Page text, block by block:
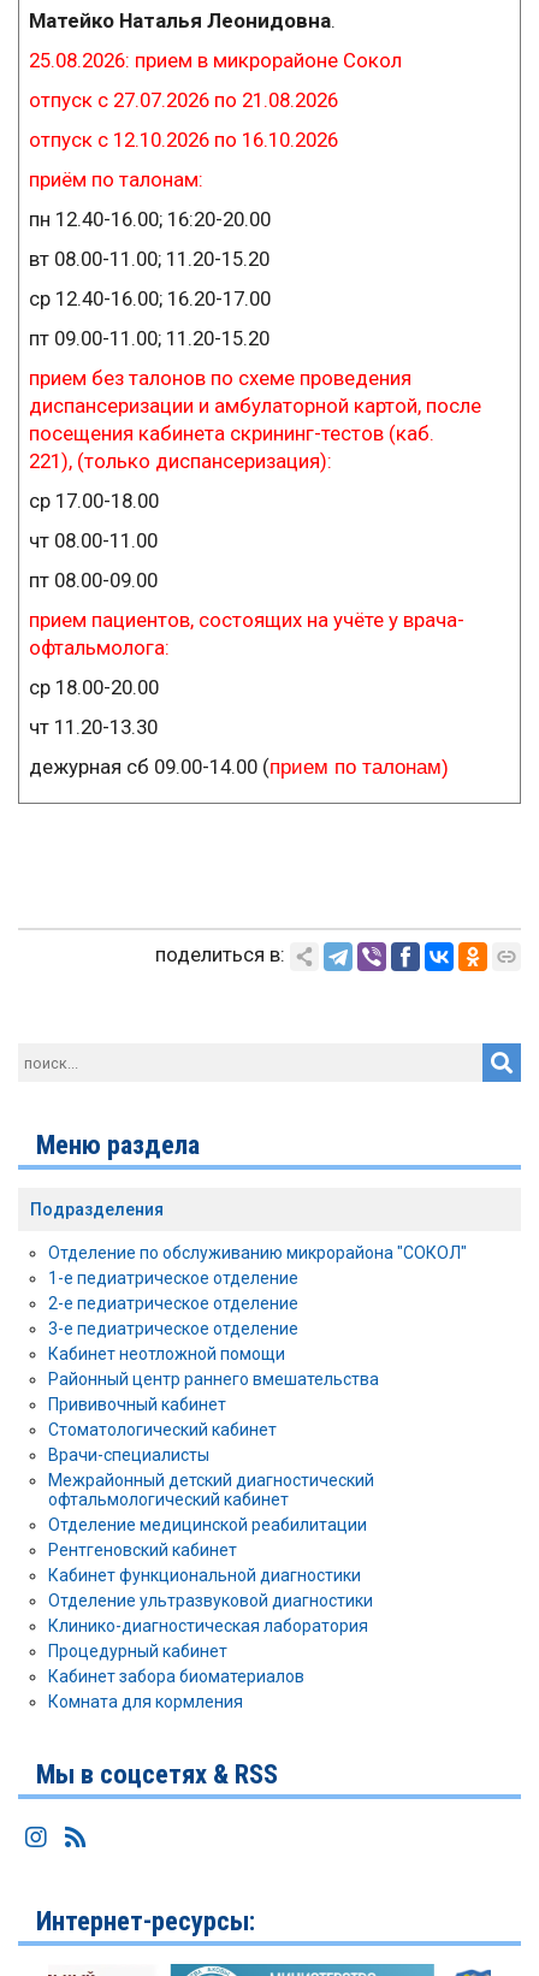
Матейко Наталья Леонидовна.
25.08.2026: прием в микрорайоне Сокол
отпуск с 27.07.2026 по 21.08.2026
отпуск с 12.10.2026 по 16.10.2026
приём по талонам:
пн 12.40-16.00; 16:20-20.00
вт 08.00-11.00; 11.20-15.20
ср 12.40-16.00; 16.20-17.00
пт 09.00-11.00; 11.20-15.20
прием без талонов по схеме проведения
диспансеризации и амбулаторной картой, после
посещения кабинета скрининг-тестов (каб.
221), (только диспансеризация):
ср 17.00-18.00
чт 08.00-11.00
пт 08.00-09.00
прием пациентов, состоящих на учёте у врача-
офтальмолога:
ср 18.00-20.00
чт 11.20-13.30
дежурная сб 09.00-14.00 (прием по талонам)
поделиться в:
Меню раздела
Подразделения
Отделение по обслуживанию микрорайона "СОКОЛ"
1-е педиатрическое отделение
2-е педиатрическое отделение
3-е педиатрическое отделение
Кабинет неотложной помощи
Районный центр раннего вмешательства
Прививочный кабинет
Стоматологический кабинет
Врачи-специалисты
Межрайонный детский диагностический
офтальмологический кабинет
Отделение медицинской реабилитации
Рентгеновский кабинет
Кабинет функциональной диагностики
Отделение ультразвуковой диагностики
Клинико-диагностическая лаборатория
Процедурный кабинет
Кабинет забора биоматериалов
Комната для кормления
Мы в соцсетях & RSS
Интернет-ресурсы: